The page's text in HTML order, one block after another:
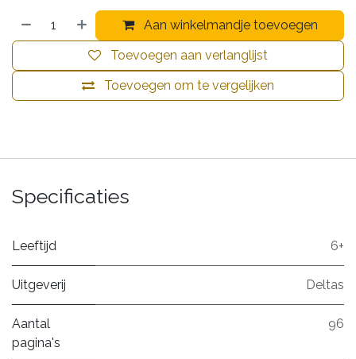
Aan winkelmandje toevoegen
Toevoegen om te vergelijken
Toevoegen aan verlanglijst
Specificaties
Leeftijd 6+
Uitgeverij Deltas
Aantal
pagina's
96